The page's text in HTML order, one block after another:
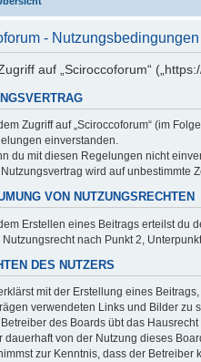
- Nutzungsbedingungen
auf „Sciroccoforum“
Zugriff auf „Sciroccoforum“ (im
einverstanden.
du mit diesen Regelungen nicht
Nutzungsvertrag wird auf unbestimmte
VON NUTZUNGSRECHTEN
Erstellen eines Beitrags erteilst du
Nutzungsrecht nach Punkt 2,
DES NUTZERS
mit der Erstellung eines
verwendeten Links und Bilder zu
Betreiber des Boards übt das
dauerhaft von der Nutzung dieses
zur Kenntnis, dass der